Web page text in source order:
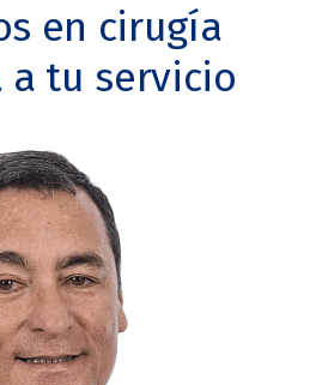
en cirugía
a tu servicio